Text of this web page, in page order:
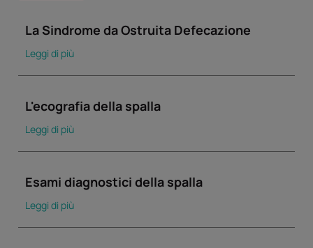
La Sindrome da Ostruita Defecazione
Leggi di più
L'ecografia della spalla
Leggi di più
Esami diagnostici della spalla
Leggi di più